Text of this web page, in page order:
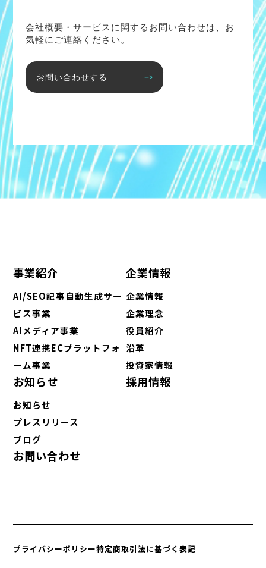
会社概要・サービスに関するお問い合わせは、お
気軽にご連絡ください。
お問い合わせする
事業紹介
AI/SEO記事自動生成サー
ビス事業
AIメディア事業
NFT連携ECプラットフォ
ーム事業
企業情報
企業情報
企業理念
役員紹介
沿革
投資家情報
お知らせ
お知らせ
プレスリリース
ブログ
採用情報
お問い合わせ
プライバシーポリシー特定商取引法に基づく表記